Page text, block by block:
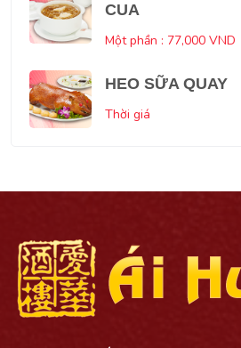
CUA
Một phần : 77,000 VND
HEO SỮA QUAY
Thời giá